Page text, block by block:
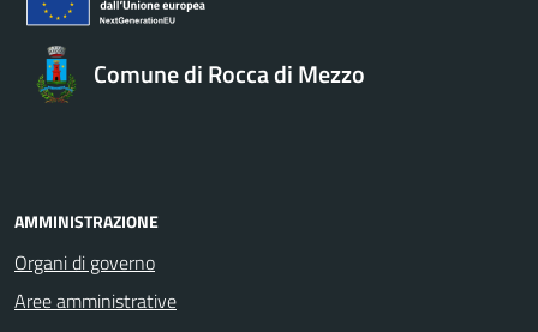
Comune di Rocca di Mezzo
AMMINISTRAZIONE
Organi di governo
Aree amministrative